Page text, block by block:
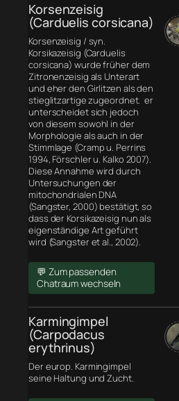
Korsenzeisig
(Carduelis corsicana)
Korsenzeisig / syn.
Korsikazeisig (Carduelis
corsicana) wurde früher dem
Zitronenzeisig als Unterart
und eher den Girlitzen als den
stieglitzartige zugeordnet. er
unterscheidet sich jedoch
von diesem sowohl in der
Morphologie als auch in der
Stimmlage (Cramp u. Perrins
1994, Förschler u. Kalko 2007).
Diese Annahme wird durch
Untersuchungen der
mitochondrialen DNA
(Sangster, 2000) bestätigt, so
dass der Korsikazeisig nun als
eigenständige Art geführt
wird (Sangster et al., 2002).
💬 Zum passenden
Chatraum wechseln
Karmingimpel
(Carpodacus
erythrinus)
Der europ. Karmingimpel
seine Haltung und Zucht.